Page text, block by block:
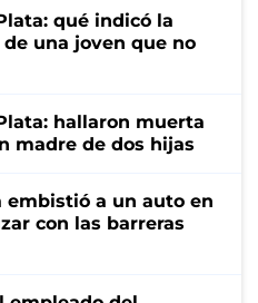
qué indicó la
una joven que no
hallaron muerta
madre de dos hijas
embistió a un auto en
con las barreras